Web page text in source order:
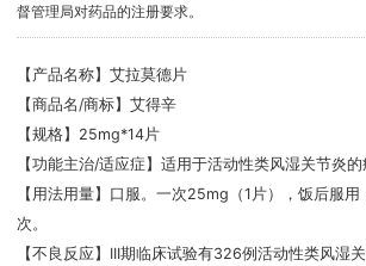
督管理局对药品的注册要求。
【产品名称】艾拉莫德片
【商品名/商标】艾得辛
【规格】25mg*14片
【功能主治/适应症】适用于活动性类风湿关节炎的
【用法用量】口服。一次25mg（1片），饭后服
次。
【不良反应】III期临床试验有326例活动性类风湿